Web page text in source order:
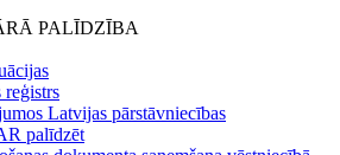
PALĪDZĪBA
reģistrs
Latvijas pārstāvniecības
palīdzēt